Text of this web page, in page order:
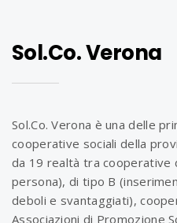
Sol.Co. Verona
Sol.Co. Verona è una delle
cooperative sociali della
da 19 realtà tra cooperative
persona), di tipo B
deboli e svantaggiati),
Associazioni di Promozione